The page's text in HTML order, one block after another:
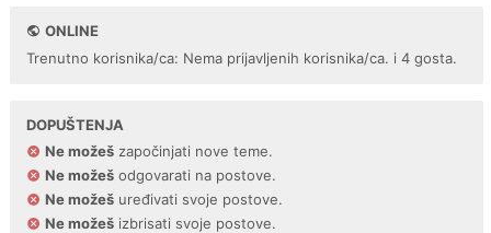
ONLINE
Trenutno korisnika/ca: Nema prijavljenih korisnika/ca. i 4 gosta.
DOPUŠTENJA
Ne možeš započinjati nove teme.
Ne možeš odgovarati na postove.
Ne možeš uređivati svoje postove.
Ne možeš izbrisati svoje postove.